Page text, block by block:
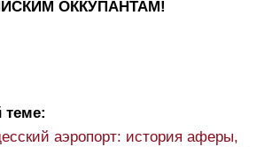
ОККУПАНТАМ!
теме:
аэропорт: история аферы,